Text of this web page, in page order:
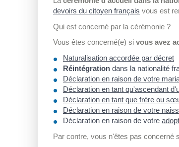
devoirs du citoyen français vous est
Qui est concerné par la cérémonie ?
Vous êtes concerné(e) si vous avez
Naturalisation accordée par décret
Réintégration dans la nationalité
Déclaration en raison de votre
Déclaration en tant qu'ascendant
Déclaration en tant que frère ou
Déclaration en raison de votre
Déclaration en raison de votre
Par contre, vous n'êtes pas concerné